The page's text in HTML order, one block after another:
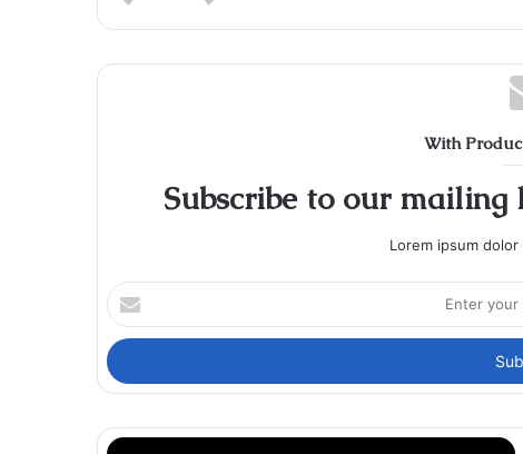
With
Subscribe to our
Lorem ipsum
Enter
your
Email
address